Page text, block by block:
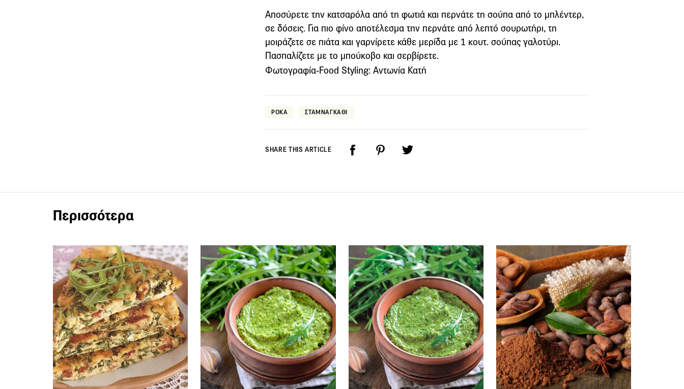
Αποσύρετε την κατσαρόλα από τη φωτιά και περνάτε τη σούπα από το μπλέντερ,
σε δόσεις. Για πιο φίνο αποτέλεσμα την περνάτε από λεπτό σουρωτήρι, τη
μοιράζετε σε πιάτα και γαρνίρετε κάθε μερίδα με 1 κουτ. σούπας γαλοτύρι.
Πασπαλίζετε με το μπούκοβο και σερβίρετε.
Φωτογραφία-Food Styling: Αντωνία Κατή
ΡΟΚΑ ΣΤΑΜΝΑΓΚΑΘΙ
SHARE THIS ARTICLE
Περισσότερα